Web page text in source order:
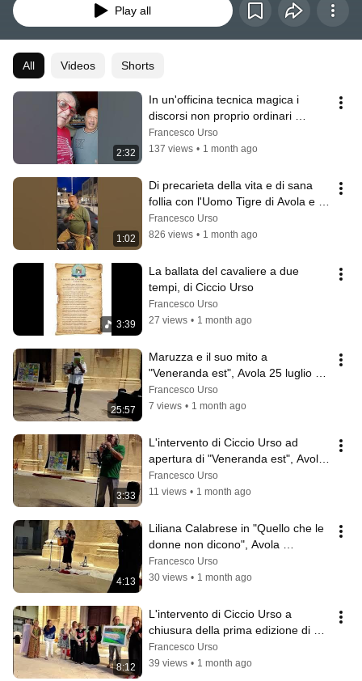
– per necessità – in condizioni di massima precarietà, per la scelta di campo
autonoma da qualsiasi potere e da finanziamenti pubblici.
Play all
All Videos Shorts
2:32
In un'officina tecnica magica i
discorsi non proprio ordinari
dell'Uomo Tigre di Avola
Francesco Urso
137 views • 1 month ago
1:02
Di precarieta della vita e di sana
follia con l'Uomo Tigre di Avola e
Ciccio Urso
Francesco Urso
826 views • 1 month ago
3:39
La ballata del cavaliere a due
tempi, di Ciccio Urso
Francesco Urso
27 views • 1 month ago
25:57
Maruzza e il suo mito a
"Veneranda est", Avola 25 luglio
2025
Francesco Urso
7 views • 1 month ago
3:33
L'intervento di Ciccio Urso ad
apertura di "Veneranda est", Avola
25 luglio 2025
Francesco Urso
11 views • 1 month ago
4:13
Liliana Calabrese in "Quello che le
donne non dicono", Avola
"Veneranda est", 25 luglio 2025
Francesco Urso
30 views • 1 month ago
8:12
L'intervento di Ciccio Urso a
chiusura della prima edizione di
"Veneranda est" (25 luglio 2025)
Francesco Urso
39 views • 1 month ago